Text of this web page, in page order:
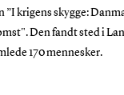
krigens skygge:
Den fandt sted i
170 mennesker.